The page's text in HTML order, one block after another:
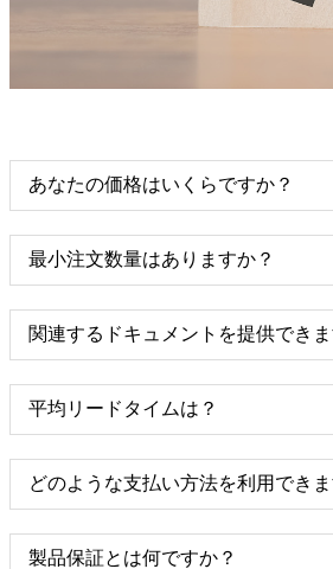
あなたの価格はいくらですか？
最小注文数量はありますか？
関連するドキュメントを提供でき
平均リードタイムは？
どのような支払い方法を利用でき
製品保証とは何ですか？